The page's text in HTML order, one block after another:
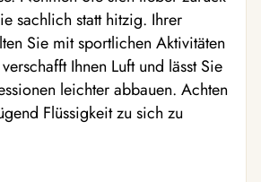
sachlich statt hitzig. Ihrer
Sie mit sportlichen Aktivitäten
Ihnen Luft und lässt Sie
leichter abbauen. Achten
Flüssigkeit zu sich zu